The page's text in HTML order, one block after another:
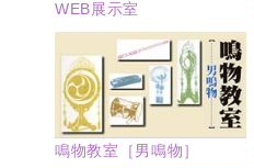
WEB展示室
鳴物教室［男鳴物］